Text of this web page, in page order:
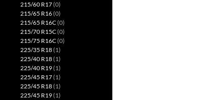
215/60 R17(0)
215/65 R16(0)
215/65 R16C(0)
215/70 R15C(0)
215/75 R16C(0)
225/35 R18(1)
225/40 R18(1)
225/40 R19(1)
225/45 R17(1)
225/45 R18(1)
225/45 R19(1)